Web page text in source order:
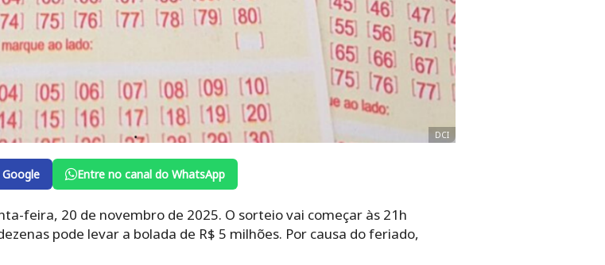
DCI
Entre no canal do WhatsApp
feira, 20 de novembro de 2025. O sorteio vai começar às 21h
pode levar a bolada de R$ 5 milhões. Por causa do feriado,